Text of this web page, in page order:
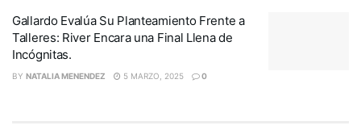
Gallardo Evalúa Su Planteamiento Frente a
Talleres: River Encara una Final Llena de
Incógnitas.
BY NATALIA MENENDEZ 5 MARZO, 2025 0